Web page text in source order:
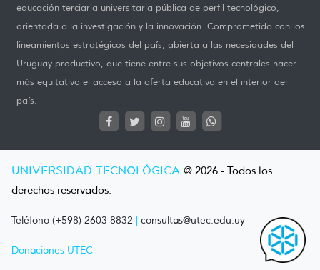
educación terciaria universitaria pública de perfil tecnológico,
orientada a la investigación y la innovación. Comprometida con los
lineamientos estratégicos del país, abierta a las necesidades del
Uruguay productivo, que tiene entre sus objetivos centrales hacer
más equitativo el acceso a la oferta educativa en el interior del
país.
UNIVERSIDAD TECNOLÓGICA @ 2026 - Todos los
derechos reservados.
Teléfono (+598) 2603 8832 | consultas@utec.edu.uy
Donaciones UTEC